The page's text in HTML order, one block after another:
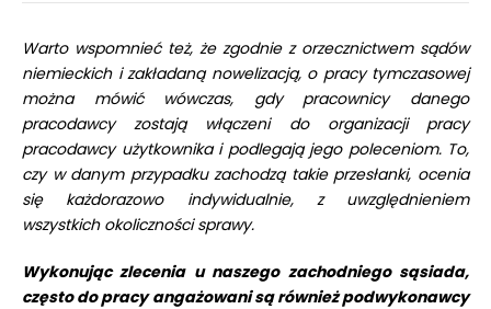
Warto wspomnieć też, że zgodnie z orzecznictwem sądów
niemieckich i zakładaną nowelizacją, o pracy tymczasowej
można mówić wówczas, gdy pracownicy danego
pracodawcy zostają włączeni do organizacji pracy
pracodawcy użytkownika i podlegają jego poleceniom. To,
czy w danym przypadku zachodzą takie przesłanki, ocenia
się każdorazowo indywidualnie, z uwzględnieniem
wszystkich okoliczności sprawy.
Wykonując zlecenia u naszego zachodniego sąsiada,
często do pracy angażowani są również podwykonawcy